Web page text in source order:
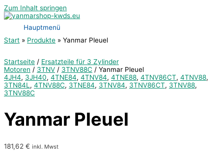
Zum Inhalt springen
Hauptmenü
Start
Produkte Yanmar Pleuel
Startseite / Ersatzteile für 3 Zylinder
Motoren / 3TNV / 3TNV88C / Yanmar Pleuel
4JH4, 3JH40, 4TNE84, 4TNV84, 4TNE88, 4TNV86CT, 4TNV88,
3TN84L , 4TNV88C, 3TNE84, 3TNV84, 3TNV86CT, 3TNV88,
3TNV88C
Yanmar Pleuel
181,62 € inkl. Mwst